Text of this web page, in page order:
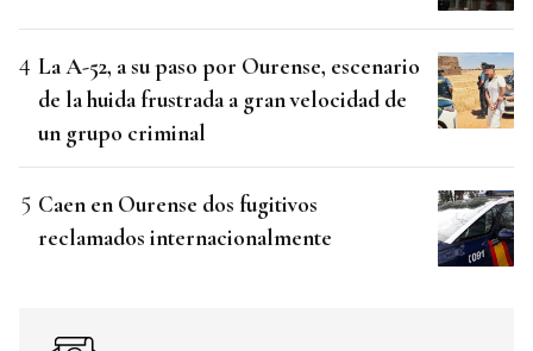
La A-52, a su paso por Ourense, escenario
de la huida frustrada a gran velocidad de
un grupo criminal
Caen en Ourense dos fugitivos
reclamados internacionalmente